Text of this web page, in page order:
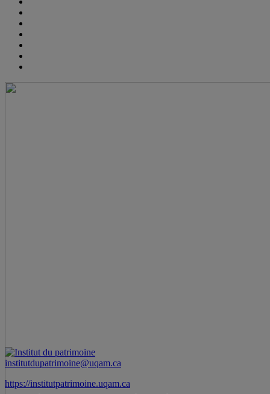
institutdupatrimoine@uqam.ca
https://institutpatrimoine.uqam.ca